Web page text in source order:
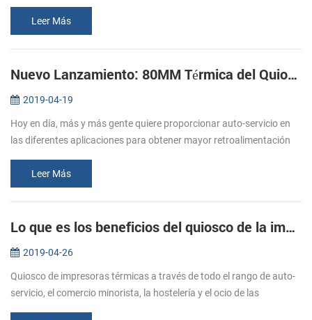
esp...Leer Más
Nuevo Lanzamiento: 80MM Térmica del Quiosco de la Impresora de recibos KP-320
2019-04-19
Hoy en día, más y más gente quiere proporcionar auto-servicio en
las diferentes aplicaciones para obtener mayor retroalimentación
Leer Más
Lo que es los beneficios del quiosco de la impresora de recibos KP-300V ？
2019-04-26
Quiosco de impresoras térmicas a través de todo el rango de auto-
servicio, el comercio minorista, la hostelería y el ocio de las